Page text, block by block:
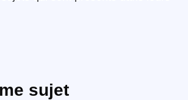
sujet